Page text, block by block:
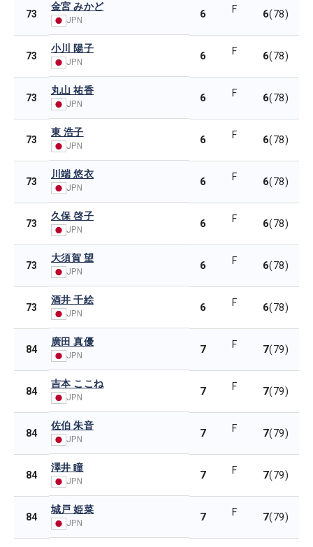
73
金宮 みかど
JPN 6 F 6(78)
73
小川 陽子
JPN 6 F 6(78)
73
丸山 祐香
JPN 6 F 6(78)
73
東 浩子
JPN 6 F 6(78)
73
川端 悠衣
JPN 6 F 6(78)
73
久保 啓子
JPN 6 F 6(78)
73
大須賀 望
JPN 6 F 6(78)
73
酒井 千絵
JPN 6 F 6(78)
84
廣田 真優
JPN 7 F 7(79)
84
吉本 ここね
JPN 7 F 7(79)
84
佐伯 朱音
JPN 7 F 7(79)
84
澤井 瞳
JPN 7 F 7(79)
84
城戸 姫菜
JPN 7 F 7(79)